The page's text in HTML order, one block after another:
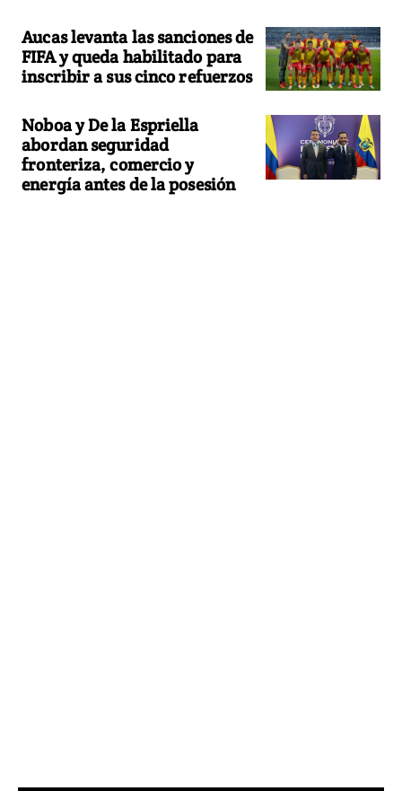
Aucas levanta las sanciones de
FIFA y queda habilitado para
inscribir a sus cinco refuerzos
Noboa y De la Espriella
abordan seguridad
fronteriza, comercio y
energía antes de la posesión